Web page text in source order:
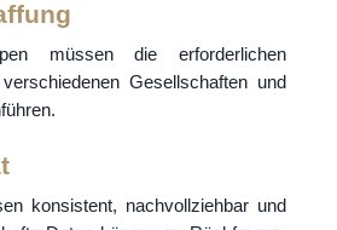
müssen die erforderlichen
Gesellschaften und
konsistent, nachvollziehbar und